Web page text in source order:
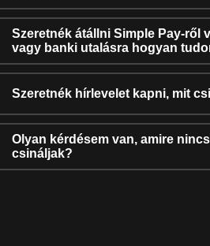
Szeretnék átállni Simple Pay-ről
vagy banki utalásra hogyan
Szeretnék hírlevelet kapni, mit
Olyan kérdésem van, amire
csináljak?